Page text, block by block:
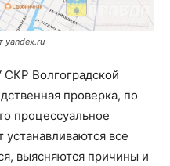
yandex.ru
Волгоградской
проверка, по
процессуальное
все
выясняются причины и